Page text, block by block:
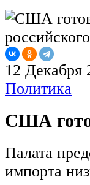
12 Декабря
Политика
США
Палата
импорта